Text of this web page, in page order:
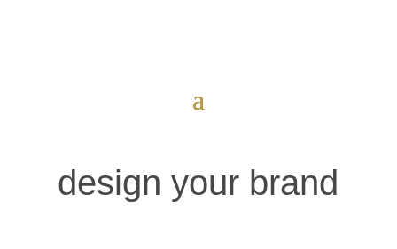
design your brand